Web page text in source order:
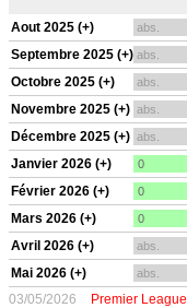
Aout 2025 (+) abs.
Septembre 2025 (+) abs.
Octobre 2025 (+) abs.
Novembre 2025 (+) abs.
Décembre 2025 (+) abs.
Janvier 2026 (+) 0
Février 2026 (+) 0
Mars 2026 (+) 0
Avril 2026 (+) abs.
Mai 2026 (+) abs.
03/05/2026 Premier